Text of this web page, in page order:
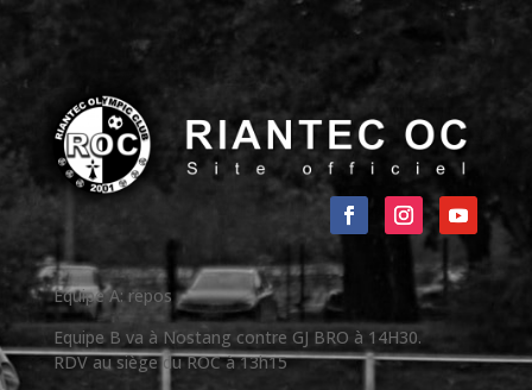
Equipe A: repos
Equipe B va à Nostang contre GJ BRO à 14H30.
RDV au siège du ROC à 13h15